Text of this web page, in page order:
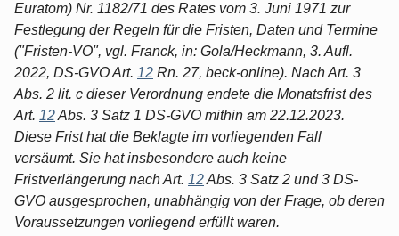
Euratom) Nr. 1182/71 des Rates vom 3. Juni 1971 zur
Festlegung der Regeln für die Fristen, Daten und Termine
("Fristen-VO", vgl. Franck, in: Gola/Heckmann, 3. Aufl.
2022, DS-GVO Art. 12 Rn. 27, beck-online). Nach Art. 3
Abs. 2 lit. c dieser Verordnung endete die Monatsfrist des
Art. 12Abs. 3 Satz 1 DS-GVO mithin am 22.12.2023.
Diese Frist hat die Beklagte im vorliegenden Fall
versäumt. Sie hat insbesondere auch keine
Fristverlängerung nach Art. 12Abs. 3 Satz 2 und 3 DS-
GVO ausgesprochen, unabhängig von der Frage, ob deren
Voraussetzungen vorliegend erfüllt waren.